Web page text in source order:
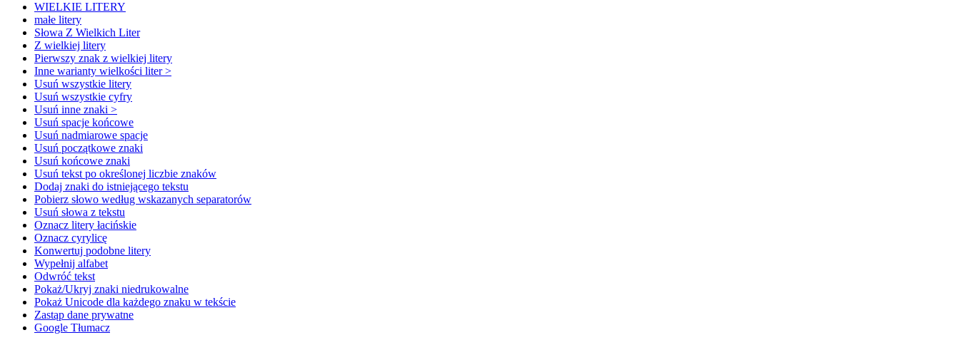
WIELKIE LITERY
małe litery
Słowa Z Wielkich Liter
Z wielkiej litery
Pierwszy znak z wielkiej litery
Inne warianty wielkości liter >
Usuń wszystkie litery
Usuń wszystkie cyfry
Usuń inne znaki >
Usuń spacje końcowe
Usuń nadmiarowe spacje
Usuń początkowe znaki
Usuń końcowe znaki
Usuń tekst po określonej liczbie znaków
Dodaj znaki do istniejącego tekstu
Pobierz słowo według wskazanych separatorów
Usuń słowa z tekstu
Oznacz litery łacińskie
Oznacz cyrylicę
Konwertuj podobne litery
Wypełnij alfabet
Odwróć tekst
Pokaż/Ukryj znaki niedrukowalne
Pokaż Unicode dla każdego znaku w tekście
Zastąp dane prywatne
Google Tłumacz